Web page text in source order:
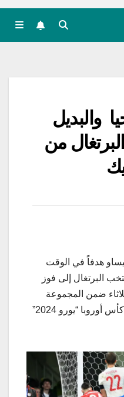
والبديل
من
هدفاً في الوقت
البرتغال إلى فوز
2-1 يوم الثلاثاء ضمن المجموعة
السادسة دور المجموعات في كأس أوروبا “يورو 2024”